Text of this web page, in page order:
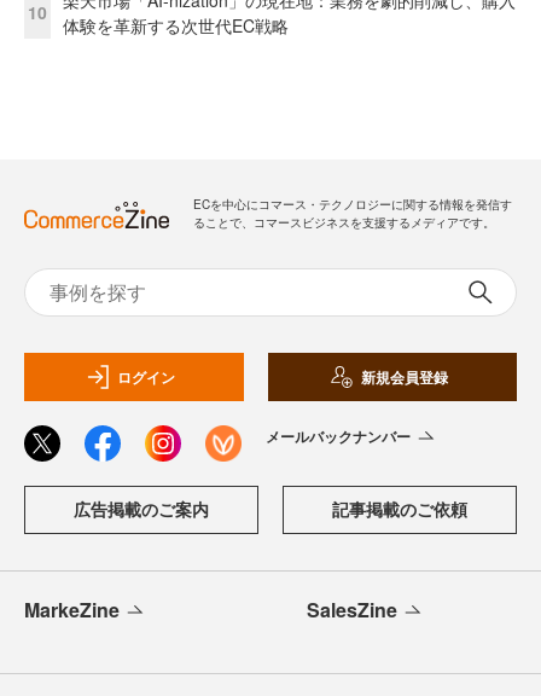
10
体験を革新する次世代EC戦略
ECを中心にコマース・テクノロジーに関する情報を発信す
ることで、コマースビジネスを支援するメディアです。
ログイン 新規会員登録
メールバックナンバー
広告掲載のご案内 記事掲載のご依頼
MarkeZine SalesZine